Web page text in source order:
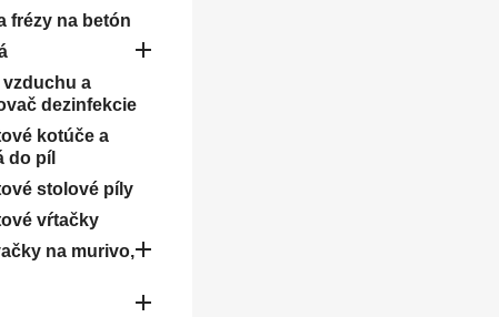
frézy na betón

a
dezinfekcie
kotúče a
do píl
stolové píly
vŕtačky
na murivo,
